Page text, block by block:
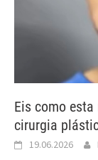
Eis como
cirurgia
19.06.2026